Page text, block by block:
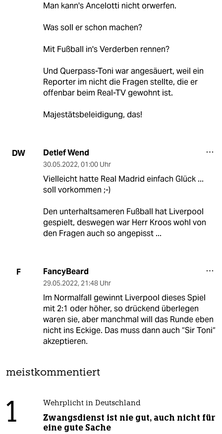
Man kann's Ancelotti nicht orwerfen.
Was soll er schon machen?
Mit Fußball in's Verderben rennen?
Und Querpass-Toni war angesäuert, weil ein
Reporter im nicht die Fragen stellte, die er
offenbar beim Real-TV gewohnt ist.
Majestätsbeleidigung, das!
DW Detlef Wend
30.05.2022, 01:00 Uhr
Vielleicht hatte Real Madrid einfach Glück ...
soll vorkommen ;-)
Den unterhaltsameren Fußball hat Liverpool
gespielt, deswegen war Herr Kroos wohl von
den Fragen auch so angepisst ...
F FancyBeard
29.05.2022, 21:48 Uhr
Im Normalfall gewinnt Liverpool dieses Spiel
mit 2:1 oder höher, so drückend überlegen
waren sie, aber manchmal will das Runde eben
nicht ins Eckige. Das muss dann auch “Sir Toni“
akzeptieren.
meistkommentiert
1 Wehrplicht in Deutschland
Zwangsdienst ist nie gut, auch nicht für
eine gute Sache